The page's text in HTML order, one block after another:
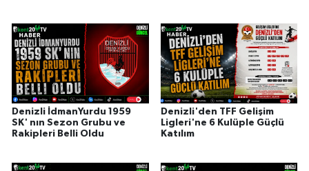
Denizli İdmanYurdu 1959
SK' nın Sezon Grubu ve
Rakipleri Belli Oldu
Denizli'den TFF Gelişim
Ligleri'ne 6 Kulüple Güçlü
Katılım